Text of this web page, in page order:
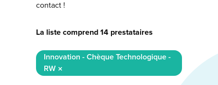
contact !
La liste comprend 14 prestataires
Innovation - Chèque Technologique -
RW